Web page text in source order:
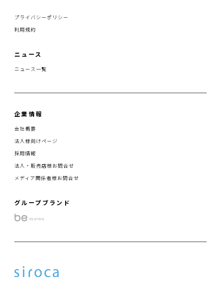
プライバシーポリシー
利用規約
ニュース
ニュース一覧
企業情報
会社概要
法人様向けページ
採用情報
法人・販売店様お問合せ
メディア関係者様お問合せ
グループブランド